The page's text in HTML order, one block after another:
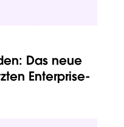
Das neue
Enterprise-